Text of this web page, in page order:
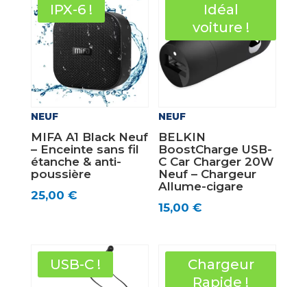
IPX-6 !
NEUF
MIFA A1 Black Neuf
– Enceinte sans fil
étanche & anti-
poussière
25,00 €
Idéal
voiture !
NEUF
BELKIN
BoostCharge USB-
C Car Charger 20W
Neuf – Chargeur
Allume-cigare
15,00€
USB-C !
Chargeur
Rapide !